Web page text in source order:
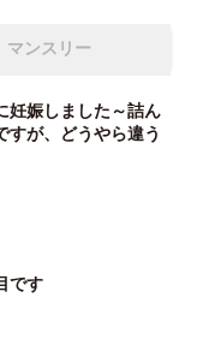
マンスリー
妊娠しました～詰ん
すが、どうやら違う
です